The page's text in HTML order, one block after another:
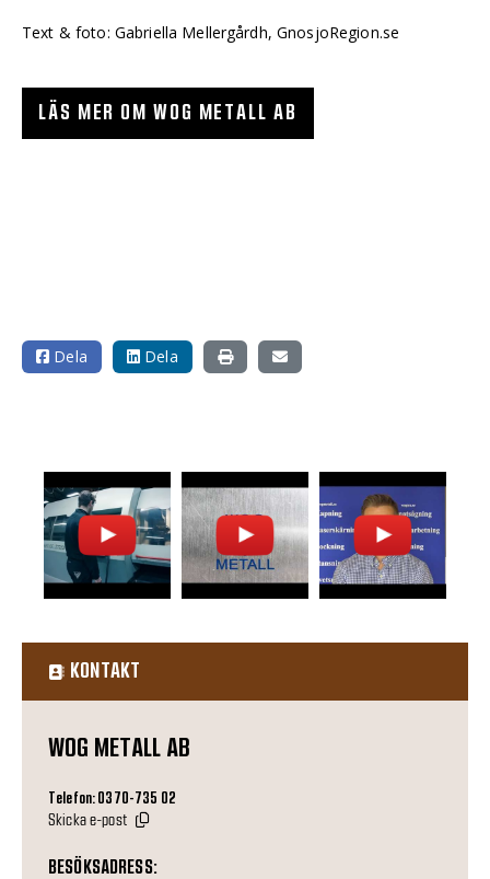
Text & foto: Gabriella Mellergårdh, GnosjoRegion.se
LÄS MER OM WOG METALL AB
Dela Dela
KONTAKT
WOG METALL AB
Telefon: 0370-735 02
Skicka e-post
BESÖKSADRESS: